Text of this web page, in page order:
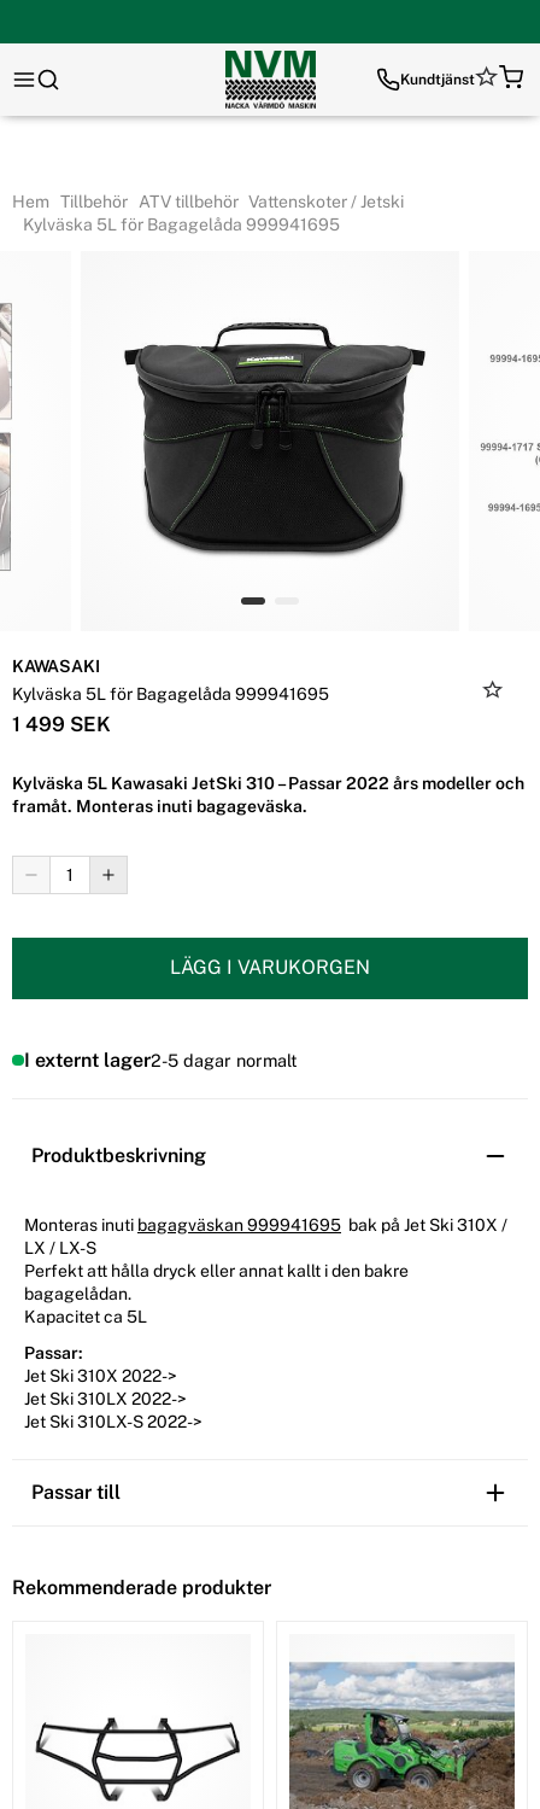
Kundtjänst
Hem Tillbehör ATV tillbehör Vattenskoter / Jetski
Kylväska 5L för Bagagelåda 999941695
KAWASAKI
Kylväska 5L för Bagagelåda 999941695
1 499 SEK
Kylväska 5L Kawasaki JetSki 310 – Passar 2022 års modeller och
framåt. Monteras inuti bagageväska.
LÄGG I VARUKORGEN
I externt lager2-5 dagar normalt
Produktbeskrivning
Monteras inuti bagagväskan 999941695 bak på Jet Ski 310X /
LX / LX-S
Perfekt att hålla dryck eller annat kallt i den bakre
bagagelådan.
Kapacitet ca 5L
Passar:
Jet Ski 310X 2022->
Jet Ski 310LX 2022->
Jet Ski 310LX-S 2022->
Passar till
Rekommenderade produkter